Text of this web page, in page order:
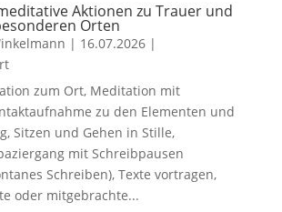
Aktionen zu Trauer und
Orten
| 16.07.2026|
zum Ort, Meditation mit
zu den Elementen und
Sitzen und Gehen in Stille,
mit Schreibpausen
Schreiben), Texte vortragen,
oder mitgebrachte...